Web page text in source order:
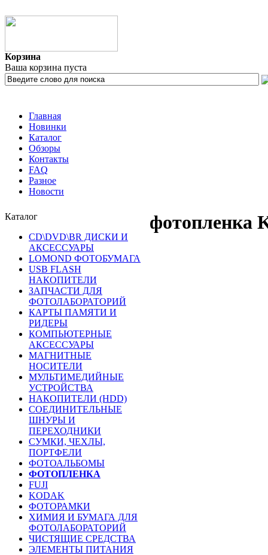
Корзина
Ваша корзина пуста
Главная
Новинки
Каталог
Обзоры
Контакты
FAQ
Разное
Новости
Каталог
CD\DVD\BR ДИСКИ И
АКСЕССУАРЫ
LOMOND ФОТОБУМАГА
USB FLASH
НАКОПИТЕЛИ
ЗАПЧАСТИ ДЛЯ
ФОТОЛАБОРАТОРИЙ
КАРТЫ ПАМЯТИ И
РИДЕРЫ
КОМПЬЮТЕРНЫЕ
АКСЕССУАРЫ
МАГНИТНЫЕ
НОСИТЕЛИ
МУЛЬТИМЕДИЙНЫЕ
УСТРОЙСТВА
НАКОПИТЕЛИ (HDD)
СОЕДИНИТЕЛЬНЫЕ
ШНУРЫ И
ПЕРЕХОДНИКИ
СУМКИ, ЧЕХЛЫ,
ПОРТФЕЛИ
ФОТОАЛЬБОМЫ
ФОТОПЛЕНКА
FUJI
KODAK
ФОТОРАМКИ
ХИМИЯ И БУМАГА ДЛЯ
ФОТОЛАБОРАТОРИЙ
ЧИСТЯЩИЕ СРЕДСТВА
ЭЛЕМЕНТЫ ПИТАНИЯ
фотопленка